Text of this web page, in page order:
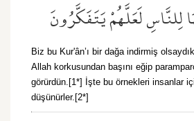
لِلنَّاسِ لَعَلَّهُمْ يَتَفَكَّرُونَ
Biz bu Kur'ân’ı bir dağa indirmiş
Allah korkusundan başını eğip
görürdün.[1*] İşte bu örnekleri insanlar
düşünürler.[2*]